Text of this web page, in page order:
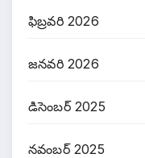
ఫిబ్రవరి 2026
జనవరి 2026
డిసెంబర్ 2025
నవంబర్ 2025